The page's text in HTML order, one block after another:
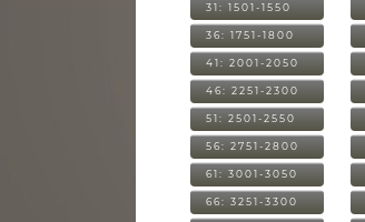
31: 1501-1550
36: 1751-1800
41: 2001-2050
46: 2251-2300
51: 2501-2550
56: 2751-2800
61: 3001-3050
66: 3251-3300